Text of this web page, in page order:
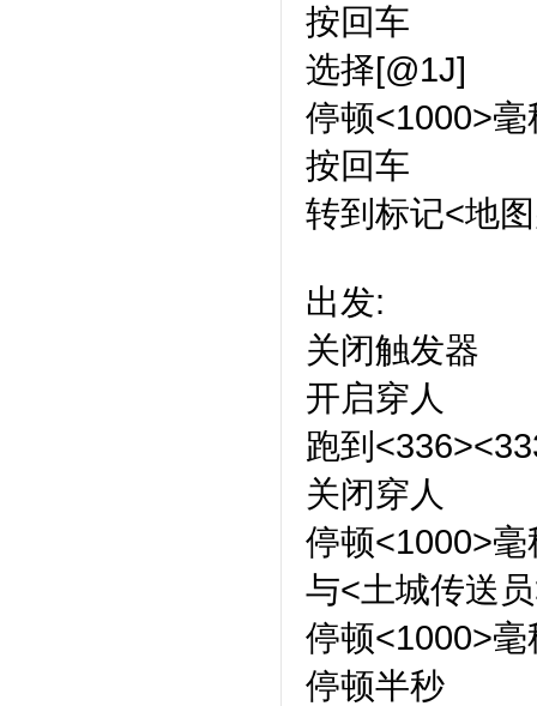
按回车
选择[@1J]
停顿<1000>毫
按回车
转到标记<地
出发:
关闭触发器
开启穿人
跑到
关闭穿人
停顿<1000>毫
与<土城传送
停顿<1000>毫
停顿半秒